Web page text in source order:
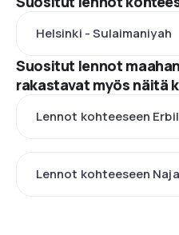
Helsinki - Sulaimaniyah
Suositut lennot
rakastavat myös näitä
Lennot kohteeseen Erbil
Lennot kohteeseen